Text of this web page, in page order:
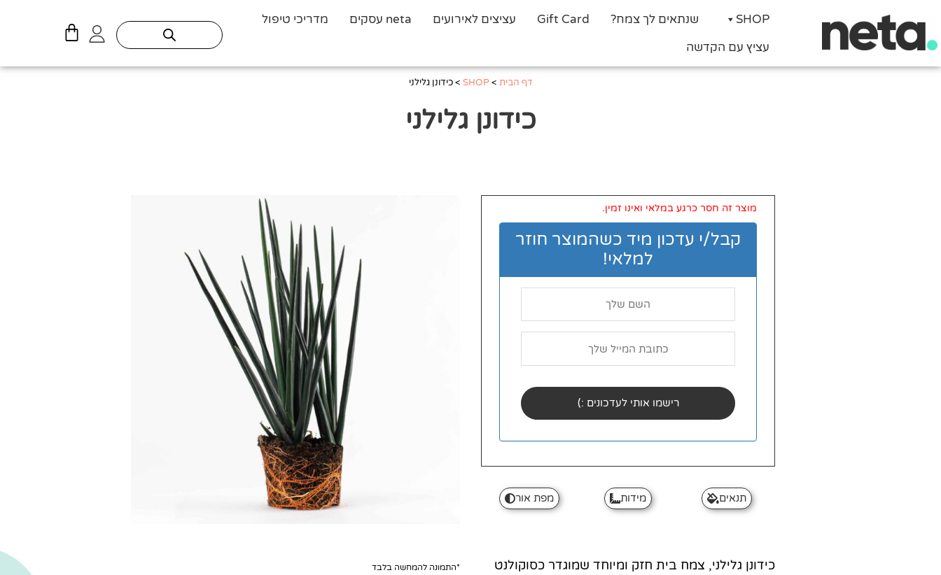
SHOP שנתאים לך צמח? Gift Card עציצים לאירועים neta עסקים
מדריכי טיפול
עציץ עם הקדשה
עגלת
דף הבית >
SHOP
>כידונן גלילני
כידונן גלילני
מוצר זה חסר כרגע במלאי ואינו זמין.
קבל/י עדכון מיד כשהמוצר חוזר
למלאי!
תנאים מידות מפת אור
כידונן גלילני, צמח בית חזק ומיוחד שמוגדר כסוקולנט
*התמונה להמחשה בלבד